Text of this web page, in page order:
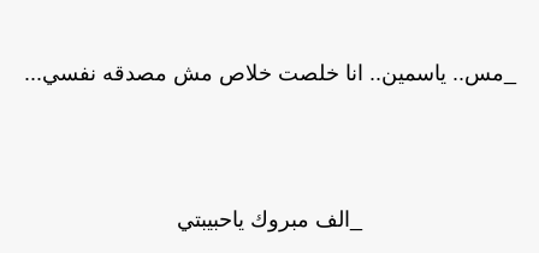
_مس.. ياسمين.. انا خلصت خلاص مش مصدقه نفسي...
_الف مبروك ياحبيبتي